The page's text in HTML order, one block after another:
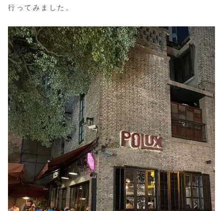
行ってみました。